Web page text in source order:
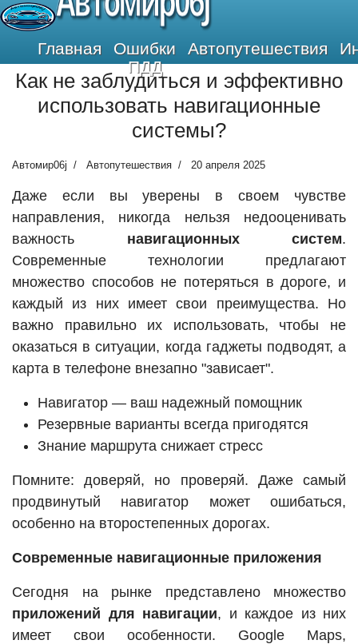
Главная
Ошибки
ПДД
Автопутешествия
Как не заблудиться и эффективно
использовать навигационные
системы?
Автомир06j Автопутешествия 20 апреля 2025
Даже если вы уверены в своем чувстве
направления, никогда нельзя недооценивать
важность навигационных систем.
Современные технологии предлагают
множество способов не потеряться в дороге, и
каждый из них имеет свои преимущества. Но
важно правильно их использовать, чтобы не
оказаться в ситуации, когда гаджеты подводят, а
карта в телефоне внезапно "зависает".
Навигатор — ваш надежный помощник
Резервные варианты всегда пригодятся
Знание маршрута снижает стресс
Помните: доверяй, но проверяй. Даже самый
продвинутый навигатор может ошибаться,
особенно на второстепенных дорогах.
Современные навигационные приложения
Сегодня на рынке представлено множество
приложений для навигации, и каждое из них
имеет свои особенности. Google Maps,